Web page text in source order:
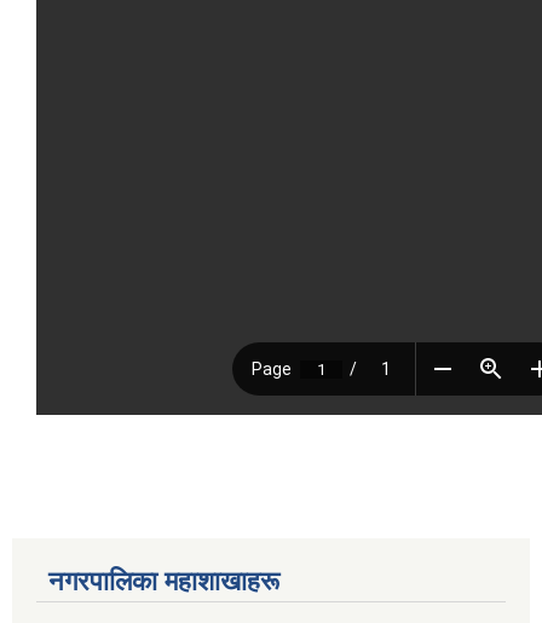
नगरपालिका महाशाखाहरू